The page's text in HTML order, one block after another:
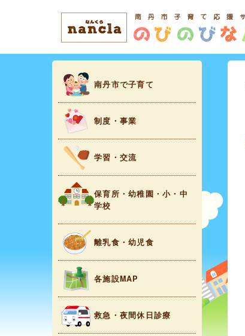
南丹市で子育て
制度・事業
学習・交流
保育所・幼稚園・小・中
学校
離乳食・幼児食
各施設MAP
救急・夜間休日診療